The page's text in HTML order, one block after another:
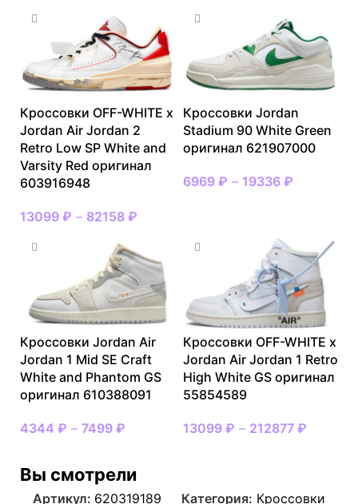
Кроссовки OFF-WHITE x
Jordan Air Jordan 2
Retro Low SP White and
Varsity Red оригинал
603916948
13099 ₽ – 82158 ₽
Кроссовки Jordan
Stadium 90 White Green
оригинал 621907000
6969 ₽ – 19336 ₽
Кроссовки Jordan Air
Jordan 1 Mid SE Craft
White and Phantom GS
оригинал 610388091
4344 ₽ – 7499 ₽
Кроссовки OFF-WHITE x
Jordan Air Jordan 1 Retro
High White GS оригинал
55854589
13099 ₽ – 212877 ₽
Вы смотрели
Артикул: 620319189 Категория: Кроссовки